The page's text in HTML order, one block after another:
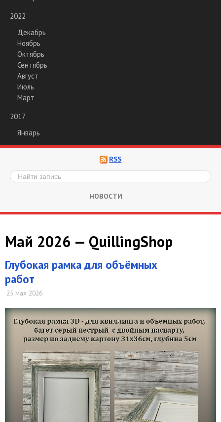
2022
Декабрь
Ноябрь
Октябрь
Сентябрь
Август
Июль
Март
2017
Январь
RSS
НОВОСТИ
Май 2026 — QuillingShop
Глубокая рамка для объёмных
работ
25 мая 2026